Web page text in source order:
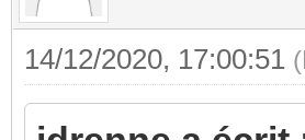
14/12/2020, 17:00:51